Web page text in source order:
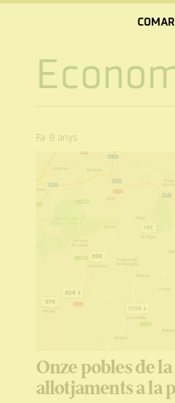
Fa 9 anys
Onze pobles de
allotjaments a la